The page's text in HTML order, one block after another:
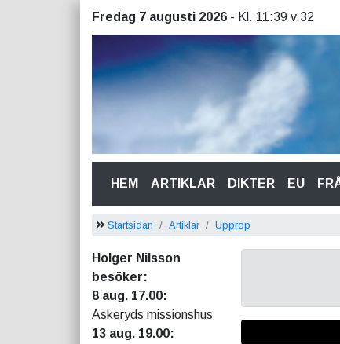
Fredag 7 augusti 2026 - Kl. 11:39 v.32
HEM(CURRENT)
ARTIKLAR DIKTER EU
Startsidan Artiklar Upprop
Holger Nilsson
besöker:
8 aug. 17.00:
Askeryds missionshus
13 aug. 19.00: